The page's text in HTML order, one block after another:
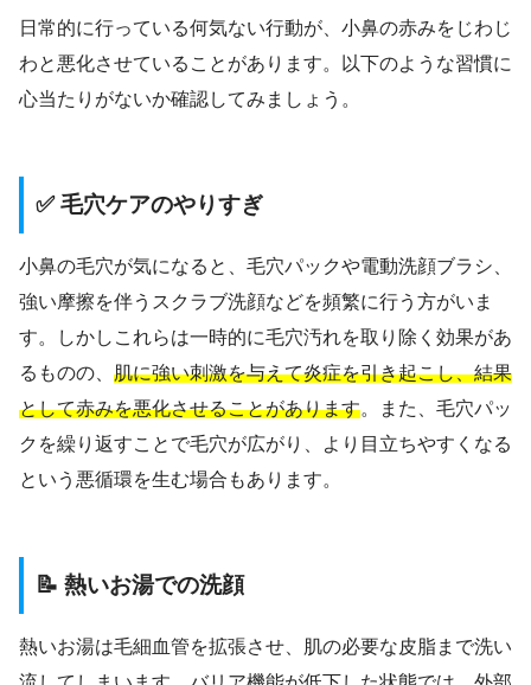
日常的に行っている何気ない行動が、小鼻の赤みをじわじ
わと悪化させていることがあります。以下のような習慣に
心当たりがないか確認してみましょう。
✅ 毛穴ケアのやりすぎ
小鼻の毛穴が気になると、毛穴パックや電動洗顔ブラシ、
強い摩擦を伴うスクラブ洗顔などを頻繁に行う方がいま
す。しかしこれらは一時的に毛穴汚れを取り除く効果があ
るものの、 肌に強い刺激を与えて炎症を引き起こし、結果
として赤みを悪化させることがあります。また、毛穴パッ
クを繰り返すことで毛穴が広がり、より目立ちやすくなる
という悪循環を生む場合もあります。
📝 熱いお湯での洗顔
熱いお湯は毛細血管を拡張させ、肌の必要な皮脂まで洗い